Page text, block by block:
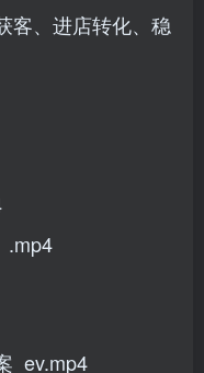
客、进店转化、稳
.mp4
_ev.mp4